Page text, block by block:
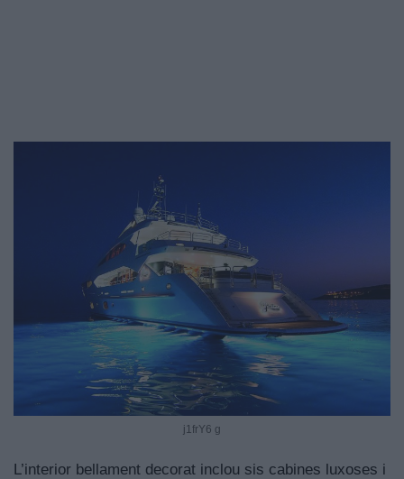
j1frY6 g
L’interior bellament decorat inclou sis cabines luxoses i